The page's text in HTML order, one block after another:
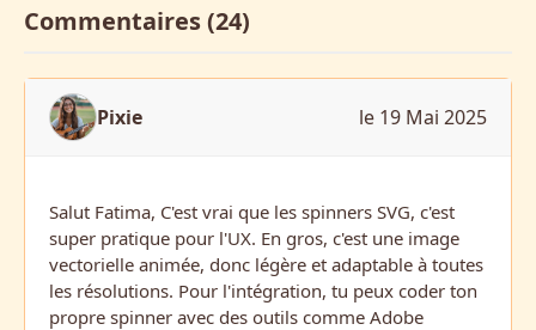
Commentaires (24)
Pixie le 19 Mai 2025
Salut Fatima, C'est vrai que les spinners SVG, c'est
super pratique pour l'UX. En gros, c'est une image
vectorielle animée, donc légère et adaptable à toutes
les résolutions. Pour l'intégration, tu peux coder ton
propre spinner avec des outils comme Adobe